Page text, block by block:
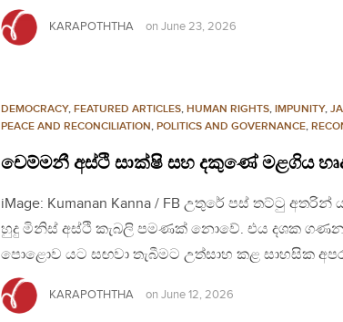
KARAPOTHTHA on June 23, 2026
DEMOCRACY, FEATURED ARTICLES, HUMAN RIGHTS, IMPUNITY,
PEACE AND RECONCILIATION, POLITICS AND GOVERNANCE,
චෙම්මනී අස්ථි සාක්ෂි සහ දකුණේ මළගිය
iMage: Kumanan Kanna / FB උතුරේ පස් තට්ටු
හුදු මිනිස් අස්ථි කැබලි පමණක් නොවේ. එය දශක
පොළොව යට සඟවා තැබීමට උත්සාහ කළ සාහසික
KARAPOTHTHA on June 12, 2026